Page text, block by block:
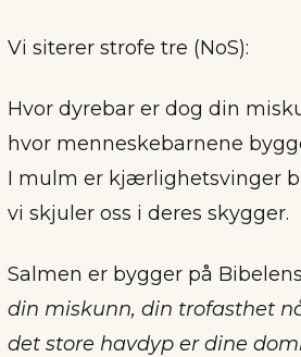
Vi siterer strofe tre (NoS):
Hvor dyrebar er dog din
hvor menneskebarnene
I mulm er kjærlighetsvinger
vi skjuler oss i deres skygger.
Salmen er bygger på
din miskunn, din trofasthet
det store havdyp er dine